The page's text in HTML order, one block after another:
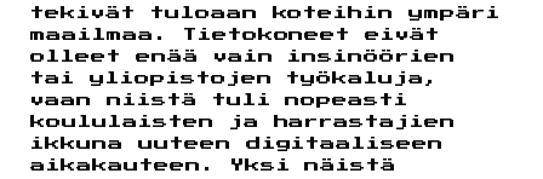
tekivät tuloaan koteihin ympäri
maailmaa. Tietokoneet eivät
olleet enää vain insinöörien
tai yliopistojen työkaluja,
vaan niistä tuli nopeasti
koululaisten ja harrastajien
ikkuna uuteen digitaaliseen
aikakauteen. Yksi näistä